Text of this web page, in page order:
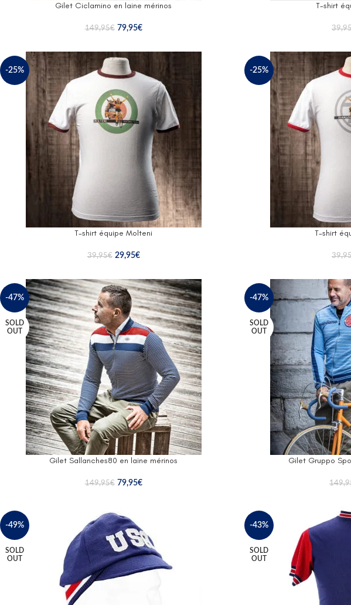
Gilet Ciclamino en laine mérinos
149,95€ 79,95€
T-shirt
-25%
T-shirt équipe Molteni
39,95€ 29,95€
-25%
T-shirt
-47%
SOLD
OUT
Gilet Sallanches80 en laine mérinos
149,95€ 79,95€
-47%
SOLD
OUT
Gilet Gruppo
-49%
SOLD
OUT
-43%
SOLD
OUT